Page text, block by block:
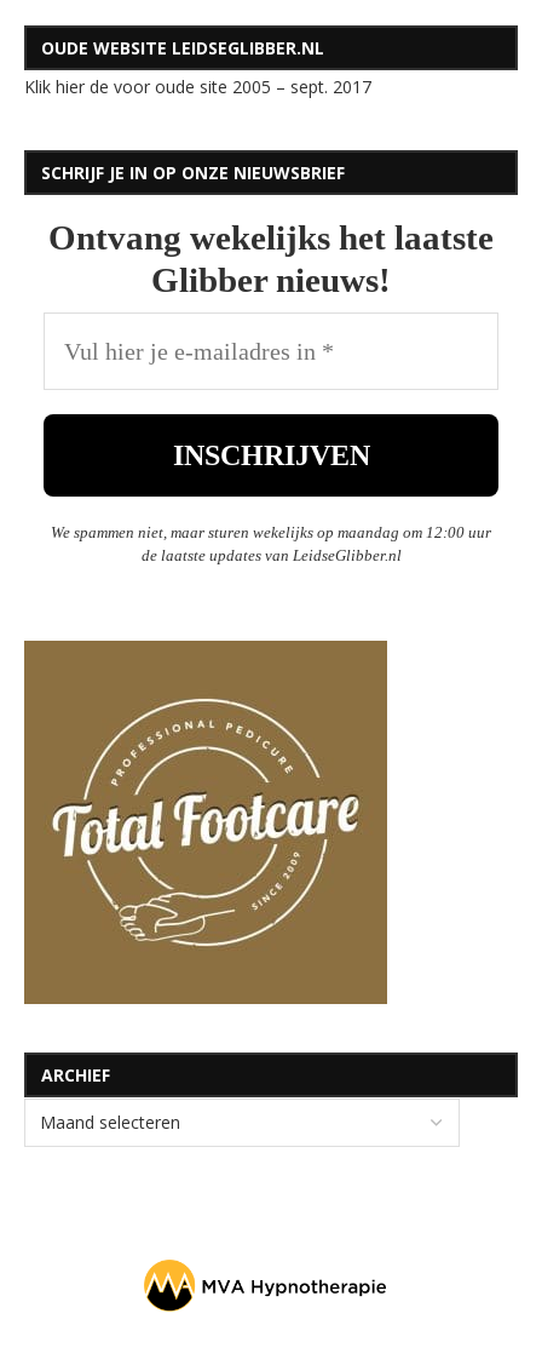
OUDE WEBSITE LEIDSEGLIBBER.NL
Klik hier de voor oude site 2005 – sept. 2017
SCHRIJF JE IN OP ONZE NIEUWSBRIEF
Ontvang wekelijks het laatste
Glibber nieuws!
We spammen niet, maar sturen wekelijks op maandag om 12:00 uur
de laatste updates van LeidseGlibber.nl
ARCHIEF